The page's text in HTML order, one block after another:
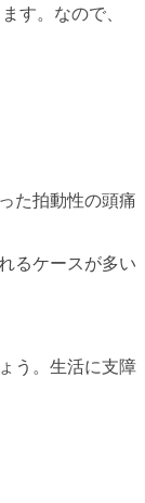
す。なので、
た拍動性の頭痛
るケースが多い
う。生活に支障